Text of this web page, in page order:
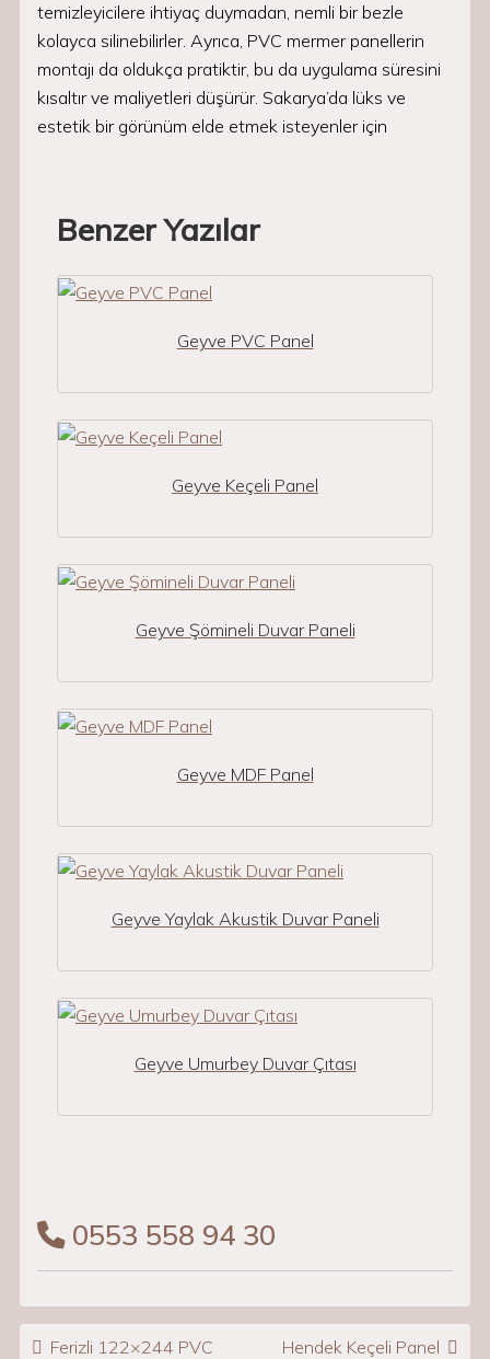
temizleyicilere ihtiyaç duymadan, nemli bir bezle
kolayca silinebilirler. Ayrıca, PVC mermer panellerin
montajı da oldukça pratiktir, bu da uygulama süresini
kısaltır ve maliyetleri düşürür. Sakarya’da lüks ve
estetik bir görünüm elde etmek isteyenler için
Benzer Yazılar
Geyve PVC Panel
Geyve Keçeli Panel
Geyve Şömineli Duvar Paneli
Geyve MDF Panel
Geyve Yaylak Akustik Duvar Paneli
Geyve Umurbey Duvar Çıtası
0553 558 94 30
Post navigation
Ferizli 122×244 PVC
Hendek Keçeli Panel